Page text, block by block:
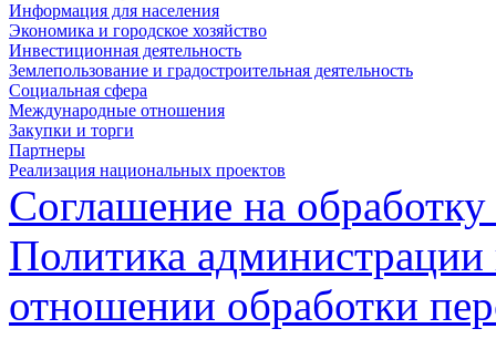
Информация для населения
Экономика и городское хозяйство
Инвестиционная деятельность
Землепользование и градостроительная деятельность
Социальная сфера
Международные отношения
Закупки и торги
Партнеры
Реализация национальных проектов
Соглашение на
Политика
отношении обработки